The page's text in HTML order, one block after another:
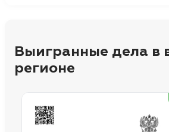
Выигранные дела в
регионе